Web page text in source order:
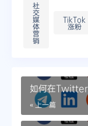
社
交
媒
体
营
销
TikTok
涨粉
如何在Twitter
« 上一篇